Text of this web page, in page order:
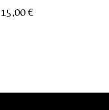
15,00 €